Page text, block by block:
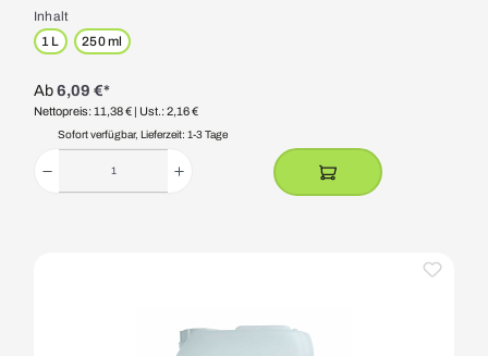
Inhalt
1 L
250 ml
Ab6,09 €*
Nettopreis: 11,38 € | Ust.: 2,16 €
Sofort verfügbar, Lieferzeit: 1-3 Tage